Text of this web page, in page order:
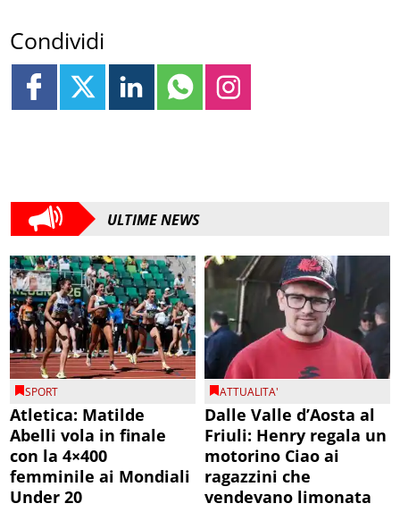
Condividi
ULTIME NEWS
SPORT
Atletica: Matilde
Abelli vola in finale
con la 4×400
femminile ai Mondiali
Under 20
ATTUALITA'
Dalle Valle d’Aosta al
Friuli: Henry regala un
motorino Ciao ai
ragazzini che
vendevano limonata